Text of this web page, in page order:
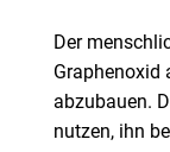
Der
Graphenoxid
abzubauen.
nutzen, ihn